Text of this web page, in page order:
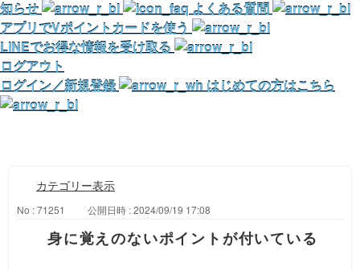
知らせ
よくある質問
アプリでVポイントカードを使う
LINEでお得な情報を受け取る
ログアウト
ログイン／新規登録
はじめての方はこちら
カテゴリー表示
No : 71251 公開日時 : 2024/09/19 17:08
身に覚えのないポイントが付いている